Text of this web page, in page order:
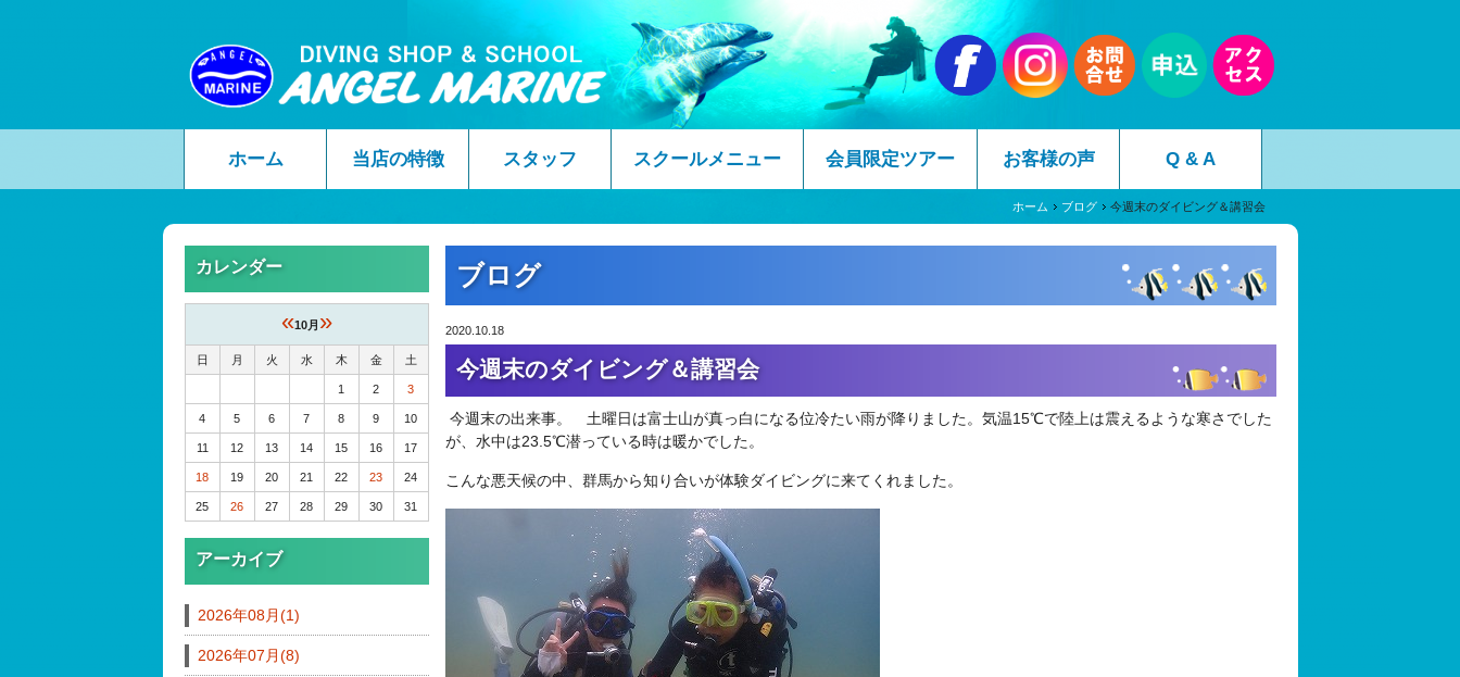
ホーム 当店の特徴 スタッフ スクールメニュー 会員限定ツアー お客様の声 Q & A
ホーム ブログ 今週末のダイビング＆講習会
ブログ
2020.10.18
今週末のダイビング＆講習会
今週末の出来事。 土曜日は富士山が真っ白になる位冷たい雨が降りました。気温15℃で陸上は震えるような寒さでした
が、水中は23.5℃潜っている時は暖かでした。
こんな悪天候の中、群馬から知り合いが体験ダイビングに来てくれました。
カレンダー
«10月 »
日 月 火 水 木 金 土
1 2 3
4 5 6 7 8 9 10
11 12 13 14 15 16 17
18 19 20 21 22 23 24
25 26 27 28 29 30 31
アーカイブ
2026年08月(1)
2026年07月(8)